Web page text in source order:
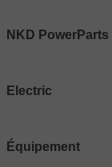
NKD PowerParts
Electric
Équipement